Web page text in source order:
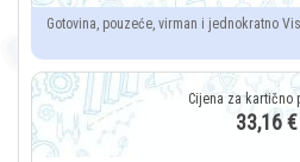
Gotovina, pouzeće, virman i jednokratno
33,16 €